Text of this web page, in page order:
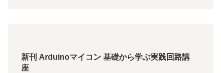
新刊 Arduinoマイコン 基礎から学ぶ実践回路講
座